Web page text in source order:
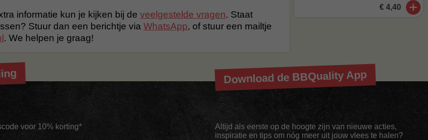
informatie kun je kijken bij de veelgestelde vragen. Staat
Stuur dan een berichtje via WhatsApp, of stuur een mailtje
. We helpen je graag!
€ 4,40
voor 10% korting*
Download de BBQuality App
Altijd als eerste op de hoogte zijn van nieuwe acties,
inspiratie en tips om nóg meer uit jouw vlees te halen?